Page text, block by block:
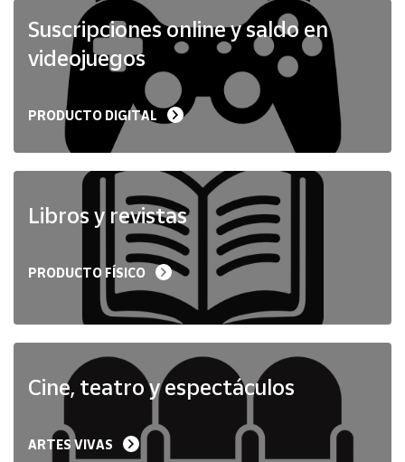
Ubicación
Península
Baleares
Melilla
Suscripciones online y saldo en
videojuegos
PRODUCTO DIGITAL
Libros y revistas
PRODUCTO FÍSICO
Cine, teatro y espectáculos
ARTES VIVAS